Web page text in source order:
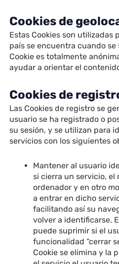
Cookies de
Estas Cookies son utilizadas
país se encuentra cuando
Cookie es totalmente
ayudar a orientar el
Cookies de
Las Cookies de registro se
usuario se ha registrado o
su sesión, y se utilizan para
servicios con los siguientes
Mantener al usuario
si cierra un servicio, el
ordenador y en otro
a entrar en dicho
facilitando así su
volver a identificarse.
puede suprimir si el
funcionalidad “cerrar
Cookie se elimina y la